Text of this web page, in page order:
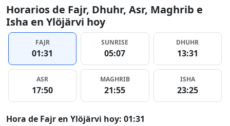
Horarios de Fajr, Dhuhr, Asr, Maghrib e
Isha en Ylöjärvi hoy
FAJR
01:31
SUNRISE
05:07
DHUHR
13:31
ASR
17:50
MAGHRIB
21:55
ISHA
23:25
Hora de Fajr en Ylöjärvi hoy: 01:31